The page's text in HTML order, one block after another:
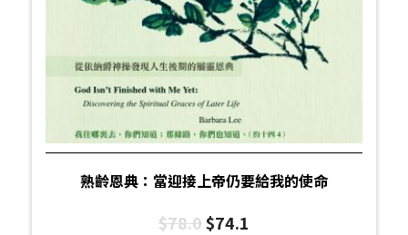
熟齡恩典：當迎接上帝仍要給我的使命
$78.0$74.1